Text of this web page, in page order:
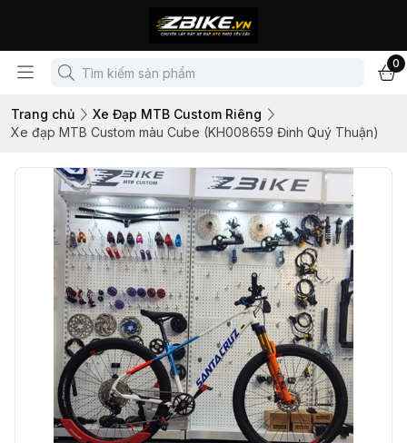
0
Trang chủ
Xe Đạp MTB Custom Riêng
Xe đạp MTB Custom màu Cube (KH008659 Đinh Quý Thuận)